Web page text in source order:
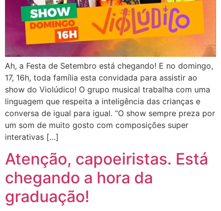
Ah, a Festa de Setembro está chegando! E no domingo,
17, 16h, toda família esta convidada para assistir ao
show do Violúdico! O grupo musical trabalha com uma
linguagem que respeita a inteligência das crianças e
conversa de igual para igual. “O show sempre preza por
um som de muito gosto com composições super
interativas […]
Atenção, capoeiristas. Está
chegando a hora da
graduação!